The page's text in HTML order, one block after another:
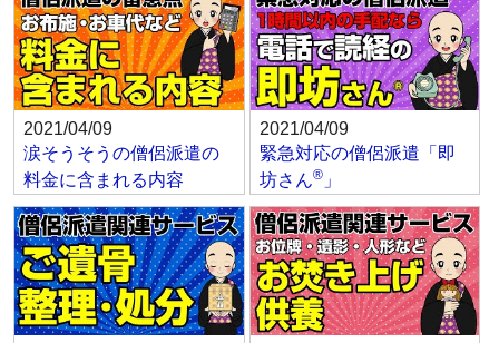
2021/04/09
涙そうそうの僧侶派遣の
料金に含まれる内容
2021/04/09
緊急対応の僧侶派遣「即
坊さん®」